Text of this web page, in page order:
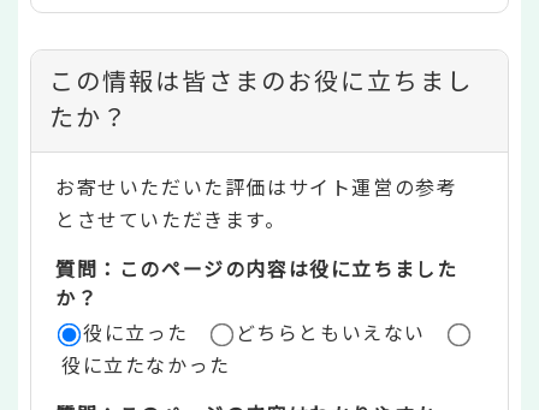
コ
ン
テ
ン
ツ
評
価
この情報は皆さまのお役に立ちまし
たか？
お寄せいただいた評価はサイト運営の参考
とさせていただきます。
質問：このページの内容は役に立ちました
か？
役に立った
どちらともいえない
役に立たなかった